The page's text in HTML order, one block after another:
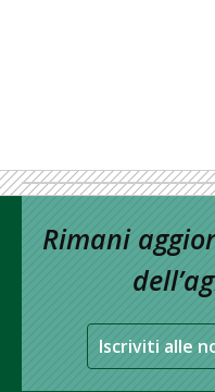
Rimani
Iscriviti alle